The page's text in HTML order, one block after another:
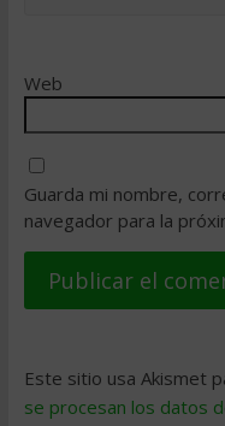
Web
Guarda mi nombre,
navegador para la
Este sitio usa Akismet
se procesan los datos